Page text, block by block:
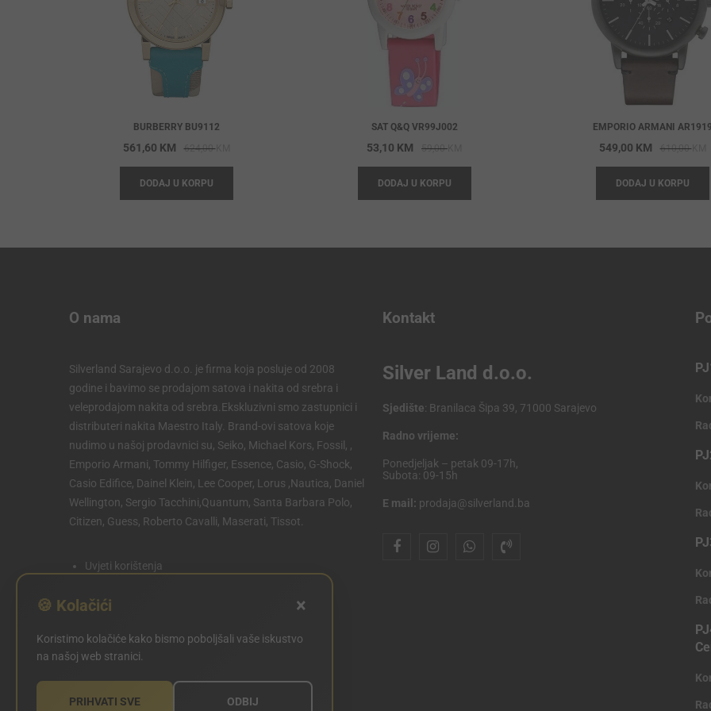
BURBERRY BU9112
624,00KM
price
624,00 KM.
561,60 KM
price
561,60 KM.
DODAJ U KORPU
SAT Q&Q VR99J002
59,00
price
59,00 KM.
53,10 KM
price
53,10 KM.
DODAJ U KORPU
EMPORIO ARMANI AR1919
610,00KM
549,00 KM
DODAJ U KORPU
O nama
Silverland Sarajevo d.o.o. je firma koja posluje od 2008
godine i bavimo se prodajom satova i nakita od srebra i
veleprodajom nakita od srebra.Ekskluzivni smo zastupnici i
distributeri nakita Maestro Italy. Brand-ovi satova koje
nudimo u našoj prodavnici su, Seiko, Michael Kors, Fossil, ,
Emporio Armani, Tommy Hilfiger, Essence, Casio, G-Shock,
Casio Edifice, Dainel Klein, Lee Cooper, Lorus ,Nautica, Daniel
Wellington, Sergio Tacchini,Quantum, Santa Barbara Polo,
Citizen, Guess, Roberto Cavalli, Maserati, Tissot.
Uvjeti korištenja
Politika kolačića
POSTAVKE KOLAČIĆA
Kontakt
Silver Land d.o.o.
Sjedište: Branilaca Šipa 39, 71000 Sarajevo
Radno vrijeme:
Ponedjeljak – petak 09-17h,
Subota: 09-15h
E mail: prodaja@silverland.ba
🍪 Kolačići ×
Koristimo kolačiće kako bismo poboljšali vaše iskustvo
na našoj web stranici.
PRIHVATI SVE ODBIJ